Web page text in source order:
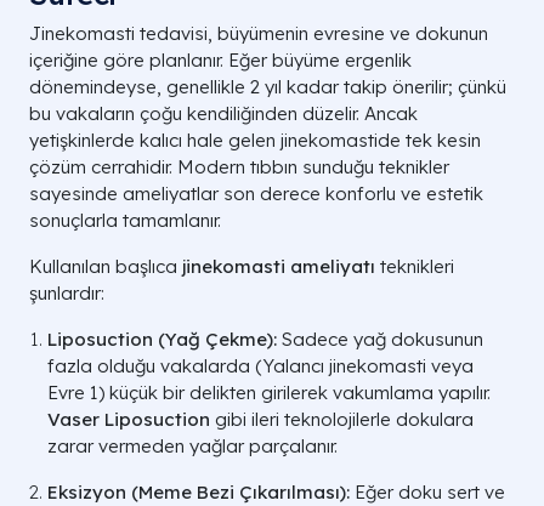
Jinekomasti tedavisi, büyümenin evresine ve dokunun
içeriğine göre planlanır. Eğer büyüme ergenlik
dönemindeyse, genellikle 2 yıl kadar takip önerilir; çünkü
bu vakaların çoğu kendiliğinden düzelir. Ancak
yetişkinlerde kalıcı hale gelen jinekomastide tek kesin
çözüm cerrahidir. Modern tıbbın sunduğu teknikler
sayesinde ameliyatlar son derece konforlu ve estetik
sonuçlarla tamamlanır.
Kullanılan başlıca jinekomasti ameliyatı teknikleri
şunlardır:
Liposuction (Yağ Çekme): Sadece yağ dokusunun
fazla olduğu vakalarda (Yalancı jinekomasti veya
Evre 1) küçük bir delikten girilerek vakumlama yapılır.
Vaser Liposuction gibi ileri teknolojilerle dokulara
zarar vermeden yağlar parçalanır.
Eksizyon (Meme Bezi Çıkarılması): Eğer doku sert ve